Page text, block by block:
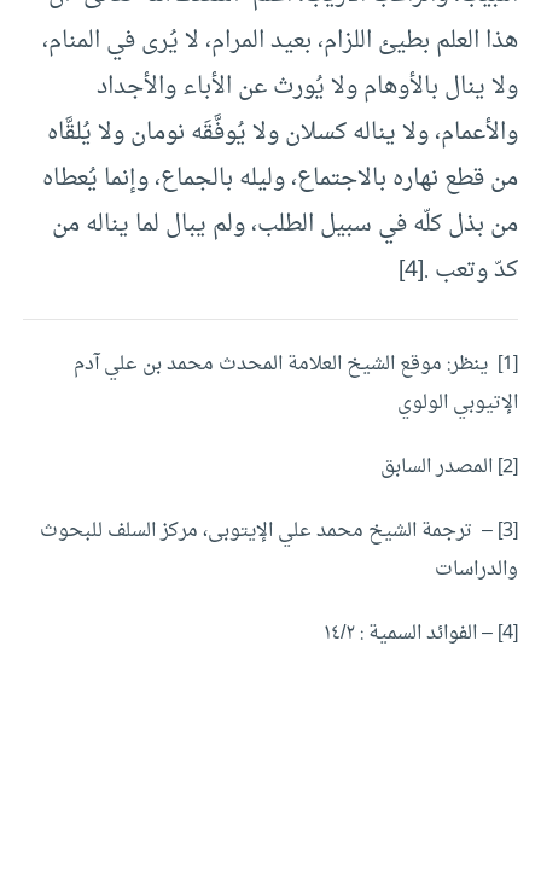
هذا العلم بطيئ اللزام، بعيد المرام، لا يُرى في المنام،
ولا ينال بالأوهام ولا يُورث عن الأباء والأجداد
والأعمام، ولا يناله كسلان ولا يُوفَّقَه نومان ولا يُلقَّاه
من قطع نهاره بالاجتماع، وليله بالجماع، وإنما يُعطاه
من بذل كلّه في سبيل الطلب، ولم يبال لما يناله من
كدّ وتعب .[4]
[1]
ينظر: موقع الشيخ العلامة المحدث محمد بن علي آدم
الإتيوبي الولوي
[2] المصدر السابق
[3] – ترجمة الشيخ محمد علي الإيتوبى، مركز السلف للبحوث
والدراسات
[4] – الفوائد السمية : ١٤/٢